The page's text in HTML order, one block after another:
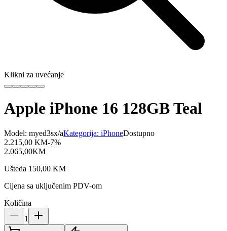
Klikni za uvećanje
Apple iPhone 16 128GB Teal
Model: myed3sx/aKategorija: iPhoneDostupno
2.215,00 KM-7%
2.065,00KM
Ušteda 150,00 KM
Cijena sa uključenim PDV-om
Količina
1